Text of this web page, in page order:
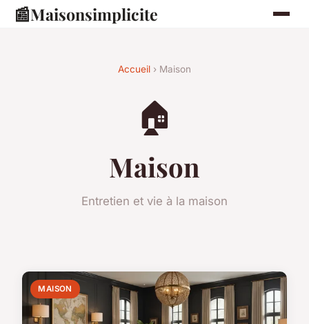
📰Maisonsimplicite
Accueil › Maison
🏠
Maison
Entretien et vie à la maison
MAISON